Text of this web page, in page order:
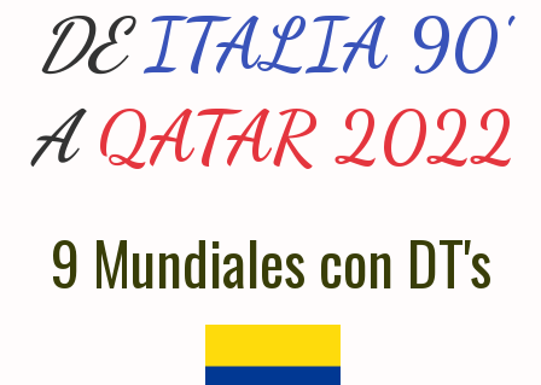
DE ITALIA 90'
A QATAR 2022
9 Mundiales con DT's